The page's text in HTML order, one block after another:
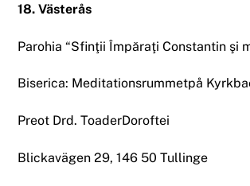
18. Västerås
Parohia “Sfinţii Împăraţi Constantin şi
Biserica: Meditationsrummetpå
Preot Drd. ToaderDoroftei
Blickavägen 29, 146 50 Tullinge